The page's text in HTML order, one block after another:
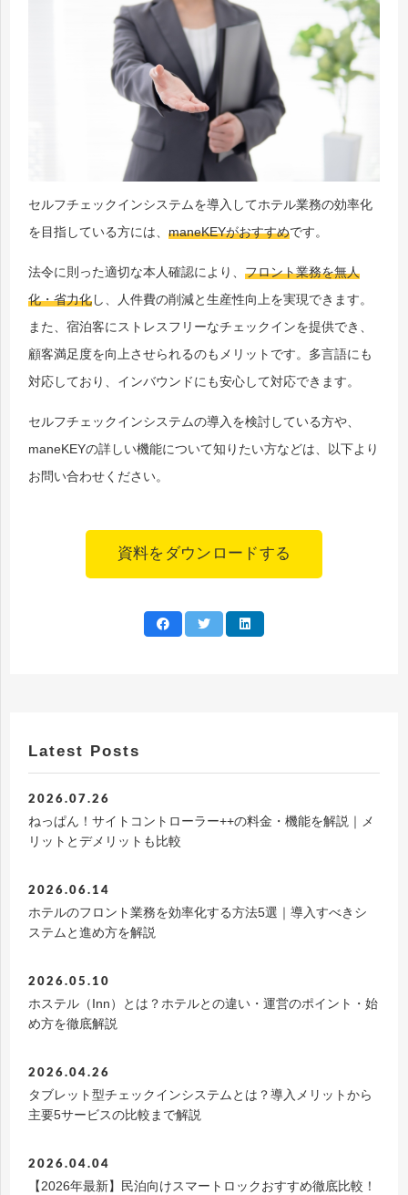
セルフチェックインシステムを導入してホテル業務の効率化
を目指している方には、maneKEYがおすすめです。
法令に則った適切な本人確認により、フロント業務を無人
化・省力化し、人件費の削減と生産性向上を実現できます。
また、宿泊客にストレスフリーなチェックインを提供でき、
顧客満足度を向上させられるのもメリットです。多言語にも
対応しており、インバウンドにも安心して対応できます。
セルフチェックインシステムの導入を検討している方や、
maneKEYの詳しい機能について知りたい方などは、以下より
お問い合わせください。
資料をダウンロードする
Latest Posts
2026.07.26
ねっぱん！サイトコントローラー++の料金・機能を解説｜メ
リットとデメリットも比較
2026.06.14
ホテルのフロント業務を効率化する方法5選｜導入すべきシ
ステムと進め方を解説
2026.05.10
ホステル（Inn）とは？ホテルとの違い・運営のポイント・始
め方を徹底解説
2026.04.26
タブレット型チェックインシステムとは？導入メリットから
主要5サービスの比較まで解説
2026.04.04
【2026年最新】民泊向けスマートロックおすすめ徹底比較！